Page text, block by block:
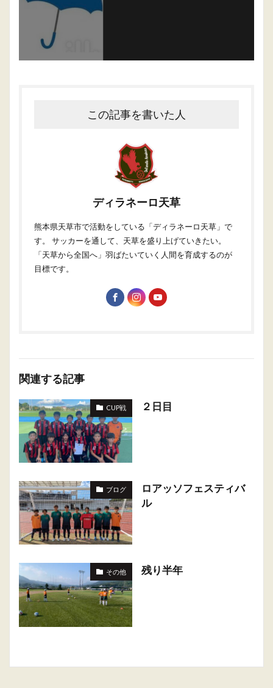
この記事を書いた人
ディラネーロ天草
熊本県天草市で活動をしている「ディラネーロ天草」で
す。 サッカーを通して、天草を盛り上げていきたい。
「天草から全国へ」羽ばたいていく人間を育成するのが
目標です。
関連する記事
CUP戦 ２日目
ブログ
ロアッソフェスティバ
ル
その他 残り半年